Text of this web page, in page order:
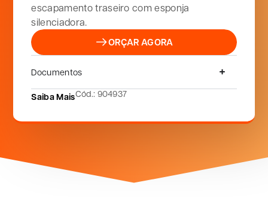
escapamento traseiro com esponja
silenciadora.
ORÇAR AGORA
Documentos
Saiba MaisCód.: 904937